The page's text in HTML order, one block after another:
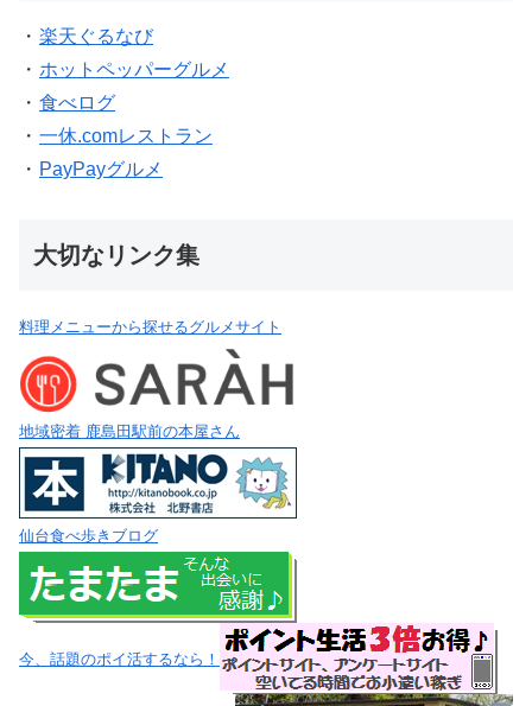
・ 楽天ぐるなび
・ ホットペッパーグルメ
・ 食べログ
・ 一休.comレストラン
・ PayPayグルメ
大切なリンク集
料理メニューから探せるグルメサイト
地域密着 鹿島田駅前の本屋さん
仙台食べ歩きブログ
今、話題のポイ活するなら！